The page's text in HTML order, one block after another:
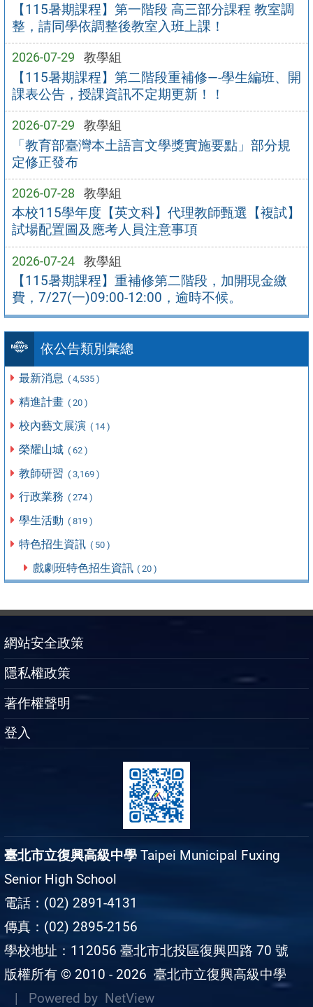
【115暑期課程】第一階段 高三部分課程 教室調
整，請同學依調整後教室入班上課！
2026-07-29 教學組
【115暑期課程】第二階段重補修—-學生編班、開
課表公告，授課資訊不定期更新！！
2026-07-29 教學組
「教育部臺灣本土語言文學獎實施要點」部分規
定修正發布
2026-07-28 教學組
本校115學年度【英文科】代理教師甄選【複試】
試場配置圖及應考人員注意事項
2026-07-24 教學組
【115暑期課程】重補修第二階段，加開現金繳
費，7/27(一)09:00-12:00，逾時不候。
依公告類別彙總
最新消息 ( 4,535 )
精進計畫 ( 20 )
校內藝文展演 ( 14 )
榮耀山城 ( 62 )
教師研習 ( 3,169 )
行政業務 ( 274 )
學生活動 ( 819 )
特色招生資訊 ( 50 )
戲劇班特色招生資訊 ( 20 )
網站安全政策
隱私權政策
著作權聲明
登入
臺北市立復興高級中學 Taipei Municipal Fuxing
Senior High School
電話：(02) 2891-4131
傳真：(02) 2895-2156
學校地址：112056 臺北市北投區復興四路 70 號
版權所有 © 2010 - 2026 臺北市立復興高級中學
| Powered by NetView